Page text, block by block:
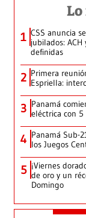
1 CSS anuncia
jubilados:
definidas
2 Primera
Espriella:
3 Panamá
eléctrica con
4 Panamá Sub-
los Juegos
5 ¡Viernes
de oro y un
Domingo